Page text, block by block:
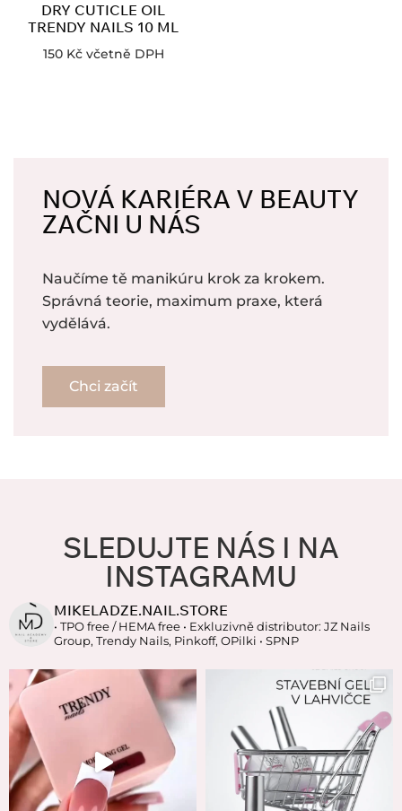
DRY CUTICLE OIL
TRENDY NAILS 10 ML
150 Kč včetně DPH
NOVÁ KARIÉRA V BEAUTY
ZAČNI U NÁS
Naučíme tě manikúru krok za krokem.
Správná teorie, maximum praxe, která
vydělává.
Chci začít
SLEDUJTE NÁS I NA
INSTAGRAMU
MIKELADZE.NAIL.STORE
• TPO free / HEMA free • Exkluzivně distributor: JZ Nails
Group, Trendy Nails, Pinkoff, OPilki • SPNP